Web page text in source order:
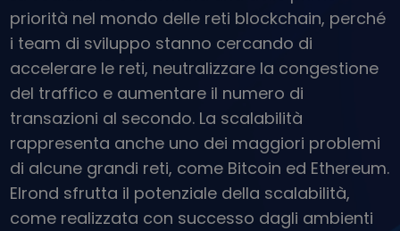
Trova la tua strategia crypto
KriptoEarn
Guadagna premi sulle tue criptovalute
Salvadanaio
Acquisto ricorrente
Investimenti pianificati su base regolare (DCA)
priorità nel mondo delle reti blockchain, perché
i team di sviluppo stanno cercando di
accelerare le reti, neutralizzare la congestione
del traffico e aumentare il numero di
transazioni al secondo. La scalabilità
rappresenta anche uno dei maggiori problemi
di alcune grandi reti, come Bitcoin ed Ethereum.
Elrond sfrutta il potenziale della scalabilità,
come realizzata con successo dagli ambienti